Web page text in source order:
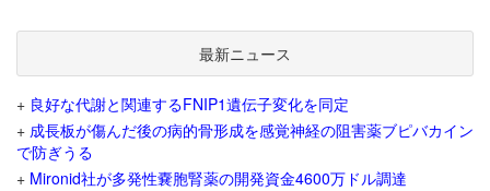
最新ニュース
+ 良好な代謝と関連するFNIP1遺伝子変化を同定
+ 成長板が傷んだ後の病的骨形成を感覚神経の阻害薬ブピバカイン
で防ぎうる
+ Mironid社が多発性嚢胞腎薬の開発資金4600万ドル調達